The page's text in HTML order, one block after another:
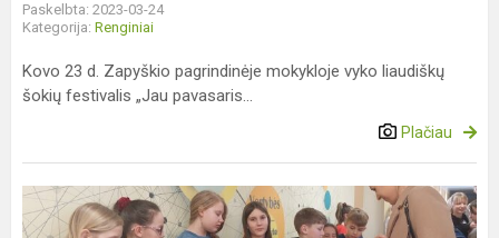
Paskelbta: 2023-03-24
Kategorija: Renginiai
Kovo 23 d. Zapyškio pagrindinėje mokykloje vyko liaudiškų
šokių festivalis „Jau pavasaris...
Plačiau
Pradinukų
Pavasario